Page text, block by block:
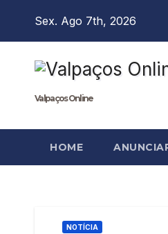
Sex. Ago 7th, 2026
Valpaços Online
HOME
NOTÍCIA